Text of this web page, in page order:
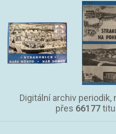
Digitální archiv periodik,
přes 66177